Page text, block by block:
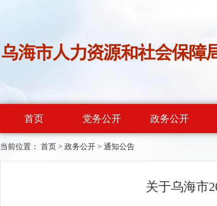
首页 党务公开 政务公开
当前位置： 首页 > 政务公开 > 通知公告
关于乌海市